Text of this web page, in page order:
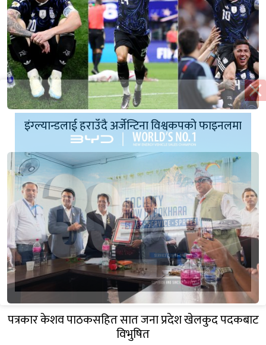
इंग्ल्यान्डलाई हराउँदै अर्जेन्टिना विश्वकपको फाइनलमा
पत्रकार केशव पाठकसहित सात जना प्रदेश खेलकुद पदकबाट
विभुषित